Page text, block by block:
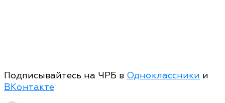
Подписывайтесь на ЧРБ в Одноклассники и
ВКонтакте